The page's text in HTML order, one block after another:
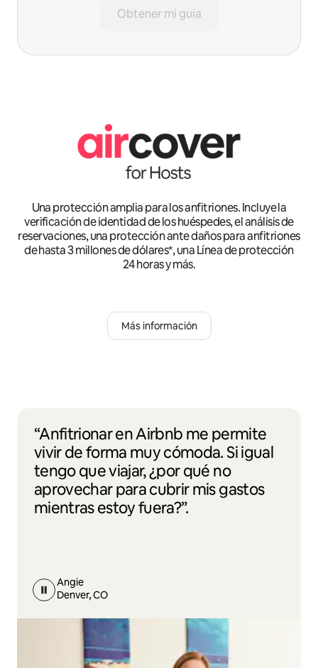
Obtener mi guía
Una protección amplia para los anfitriones. Incluye la
verificación de identidad de los huéspedes, el análisis de
reservaciones, una protección ante daños para anfitriones
de hasta 3 millones de dólares*, una Línea de protección
24 horas y más.
Más información
“Anfitrionar en Airbnb me permite
vivir de forma muy cómoda. Si igual
tengo que viajar, ¿por qué no
aprovechar para cubrir mis gastos
mientras estoy fuera?”.
Angie
Denver, CO